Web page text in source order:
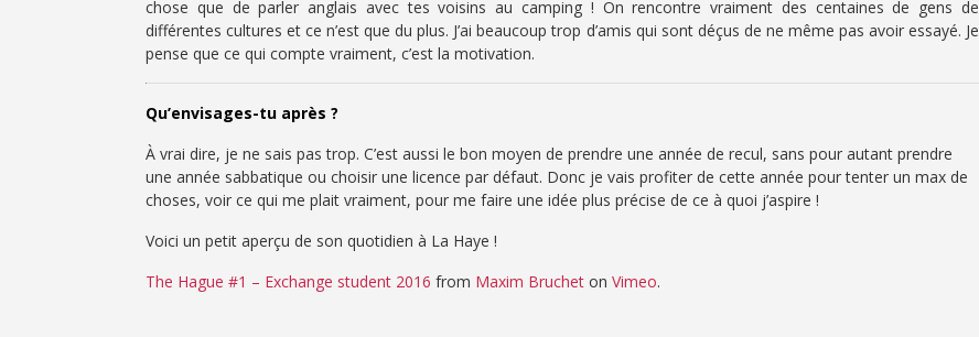
chose que de parler anglais avec tes voisins au camping ! On rencontre vraiment des centaines de gens de
différentes cultures et ce n’est que du plus. J’ai beaucoup trop d’amis qui sont déçus de ne même pas avoir essayé. Je
pense que ce qui compte vraiment, c’est la motivation.
Qu’envisages-tu après ?
À vrai dire, je ne sais pas trop. C’est aussi le bon moyen de prendre une année de recul, sans pour autant prendre
une année sabbatique ou choisir une licence par défaut. Donc je vais profiter de cette année pour tenter un max de
choses, voir ce qui me plait vraiment, pour me faire une idée plus précise de ce à quoi j’aspire !
Voici un petit aperçu de son quotidien à La Haye !
The Hague #1 – Exchange student 2016 from Maxim Bruchet on Vimeo.